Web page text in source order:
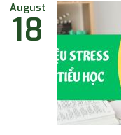
August
18